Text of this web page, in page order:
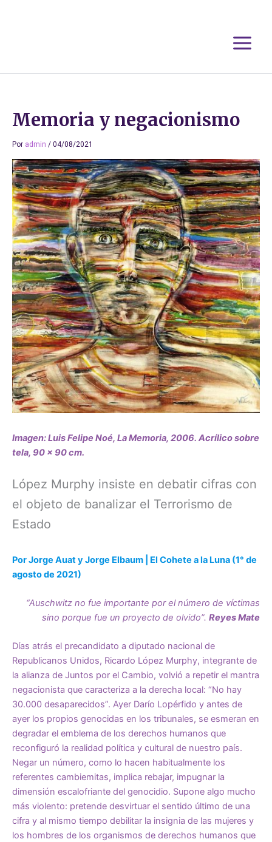
Memoria y negacionismo
Por admin / 04/08/2021
Imagen: Luis Felipe Noé, La Memoria, 2006. Acrílico sobre
tela, 90 x 90 cm.
López Murphy insiste en debatir cifras con
el objeto de banalizar el Terrorismo de
Estado
Por Jorge Auat y Jorge Elbaum | El Cohete a la Luna (1° de
agosto de 2021)
“Auschwitz no fue importante por el número de víctimas
sino porque fue un proyecto de olvido”. Reyes Mate
Días atrás el precandidato a diputado nacional de
Republicanos Unidos, Ricardo López Murphy, integrante de
la alianza de Juntos por el Cambio, volvió a repetir el mantra
negacionista que caracteriza a la derecha local: “No hay
30.000 desaparecidos”. Ayer Darío Lopérfido y antes de
ayer los propios genocidas en los tribunales, se esmeran en
degradar el emblema de los derechos humanos que
reconfiguró la realidad política y cultural de nuestro país.
Negar un número, como lo hacen habitualmente los
referentes cambiemitas, implica rebajar, impugnar la
dimensión escalofriante del genocidio. Supone algo mucho
más violento: pretende desvirtuar el sentido último de una
cifra y al mismo tiempo debilitar la insignia de las mujeres y
los hombres de los organismos de derechos humanos que